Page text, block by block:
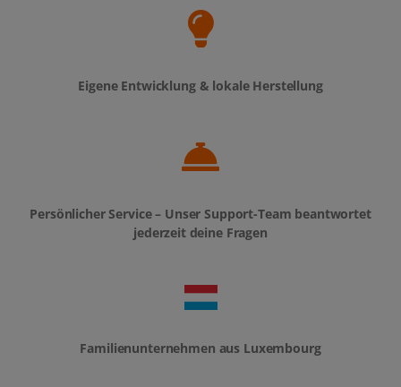
Eigene Entwicklung & lokale Herstellung
Persönlicher Service – Unser Support-Team beantwortet
jederzeit deine Fragen
Familienunternehmen aus Luxembourg